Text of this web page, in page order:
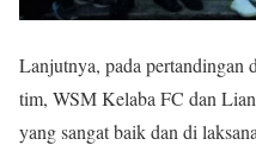
Lanjutnya, pada pertandingan
tim, WSM Kelaba FC dan
yang sangat baik dan di